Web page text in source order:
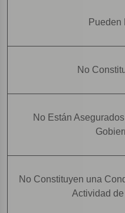
Pueden
No
No Están
No Constituyen una
Actividad